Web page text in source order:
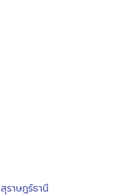
สุราษฎร์ธานี